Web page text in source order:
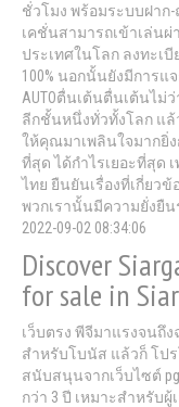
ชั่วโมง พร้อมระบบฝาก
เคชั่นสามารถเข้าเล่น
ประเทศในโลก ลงทะเ
100% นอกนั้นยังมีการแ
AUTOตื่นเต้นตื่นเต้นไม่
ลีกชั้นหนึ่งทั่วทั้งโลก แล้
ให้คุณมาเพลินใจมากยิ่
ที่สุด ได้กำไรเยอะที่สุด
ไทย ยืนยันเรื่องที่เกี่ยวข้
พวกเรานั้นมีความยั่งยืน
2022-09-02 08:34:06
Discover
for sale in
เว็บตรง พีจีมาแรงจนถึ
สำหรับโบนัส แล้วก็ โป
สนับสนุนจากเว็บไซต์
กว่า 3 ปี เหมาะสำหรับ